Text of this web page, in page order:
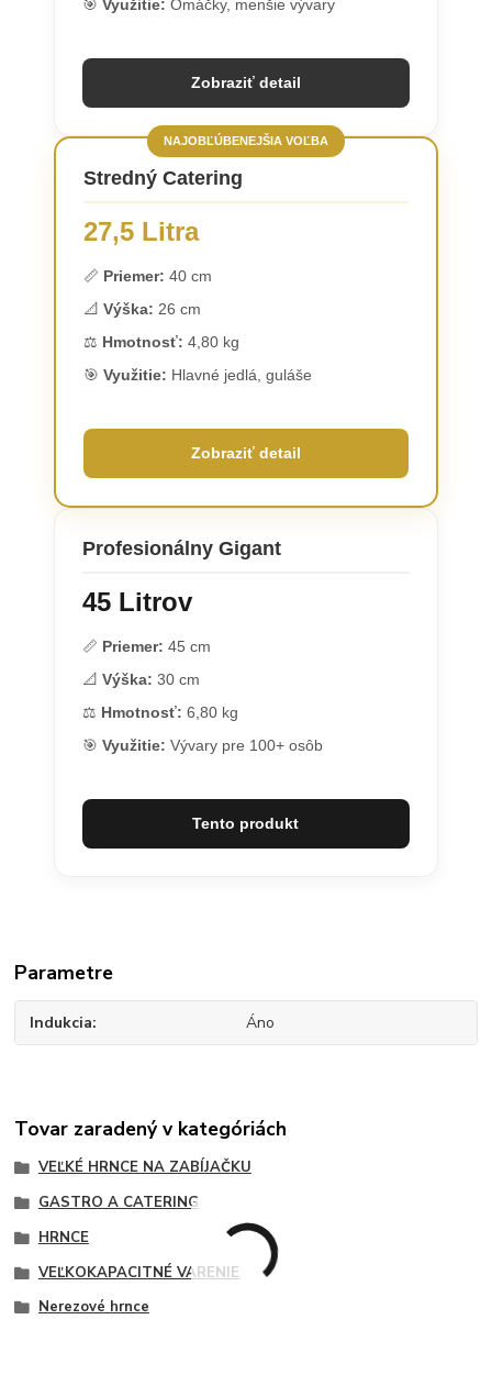
🎯 Využitie: Omáčky, menšie vývary
Zobraziť detail
NAJOBĽÚBENEJŠIA VOĽBA
Stredný Catering
27,5 Litra
📏 Priemer: 40 cm
📐 Výška: 26 cm
⚖️ Hmotnosť: 4,80 kg
🎯 Využitie: Hlavné jedlá, guláše
Zobraziť detail
Profesionálny Gigant
45 Litrov
📏 Priemer: 45 cm
📐 Výška: 30 cm
⚖️ Hmotnosť: 6,80 kg
🎯 Využitie: Vývary pre 100+ osôb
Tento produkt
Parametre
Indukcia Áno
Tovar zaradený v kategóriách
VEĽKÉ HRNCE NA ZABÍJAČKU
GASTRO A CATERING
HRNCE
VEĽKOKAPACITNÉ VARENIE
Nerezové hrnce